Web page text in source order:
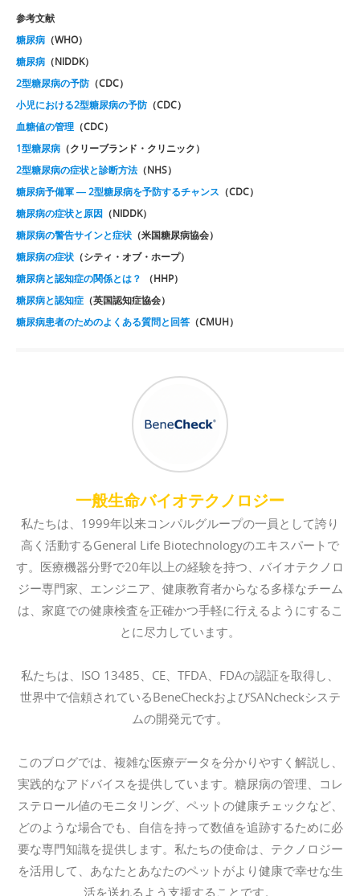
参考文献
糖尿病 （WHO）
糖尿病 （NIDDK）
2型糖尿病の予防 （CDC）
小児における2型糖尿病の予防 （CDC）
血糖値の管理 （CDC）
1型糖尿病 （クリーブランド・クリニック）
2型糖尿病の症状と診断方法 （NHS）
糖尿病予備軍 ― 2型糖尿病を予防するチャンス （CDC）
糖尿病の症状と原因 （NIDDK）
糖尿病の警告サインと症状 （米国糖尿病協会）
糖尿病の症状 （シティ・オブ・ホープ）
糖尿病と認知症の関係とは？
（HHP）
糖尿病と認知症 （英国認知症協会）
糖尿病患者のためのよくある質問と回答 （CMUH）
一般生命バイオテクノロジー
私たちは、1999年以来コンパルグループの一員として誇り
高く活動するGeneral Life Biotechnologyのエキスパートで
す。医療機器分野で20年以上の経験を持つ、バイオテクノロ
ジー専門家、エンジニア、健康教育者からなる多様なチーム
は、家庭での健康検査を正確かつ手軽に行えるようにするこ
とに尽力しています。
私たちは、ISO 13485、CE、TFDA、FDAの認証を取得し、
世界中で信頼されているBeneCheckおよびSANcheckシステ
ムの開発元です。
このブログでは、複雑な医療データを分かりやすく解説し、
実践的なアドバイスを提供しています。糖尿病の管理、コレ
ステロール値のモニタリング、ペットの健康チェックなど、
どのような場合でも、自信を持って数値を追跡するために必
要な専門知識を提供します。私たちの使命は、テクノロジー
を活用して、あなたとあなたのペットがより健康で幸せな生
活を送れるよう支援することです。